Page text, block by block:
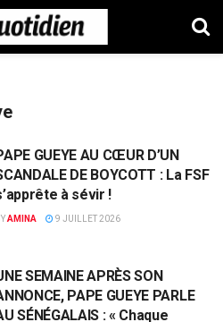
GUEYE AU CŒUR D’UN
DE BOYCOTT : La FSF
à sévir !
AMINA 9 JUILLET 2026
SEMAINE APRÈS SON
PAPE GUEYE PARLE
SÉNÉGALAIS : « Chaque